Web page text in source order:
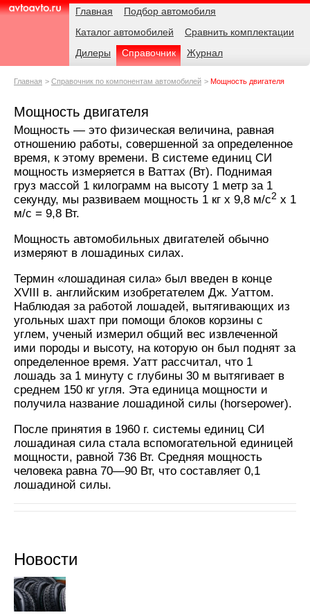
AvtoAvto.ru
Навигация Главная
Подбор автомобиля
Каталог автомобилей
Сравнить комплектации
Дилеры
Справочник Журнал
Родительские
Главная Справочник по компонентам автомобилей Мощность двигателя
Мощность двигателя
Мощность — это физическая величина, равная
отношению работы, совершенной за определенное
время, к этому времени. В системе единиц СИ
мощность измеряется в Ваттах (Вт). Поднимая
груз массой 1 килограмм на высоту 1 метр за 1
секунду, мы развиваем мощность 1 кг x 9,8 м/с2 x 1
м/с = 9,8 Вт.
Мощность автомобильных двигателей обычно
измеряют в лошадиных силах.
Термин «лошадиная сила» был введен в конце
XVIII в. английским изобретателем Дж. Уаттом.
Наблюдая за работой лошадей, вытягивающих из
угольных шахт при помощи блоков корзины с
углем, ученый измерил общий вес извлеченной
ими породы и высоту, на которую он был поднят за
определенное время. Уатт рассчитал, что 1
лошадь за 1 минуту с глубины 30 м вытягивает в
среднем 150 кг угля. Эта единица мощности и
получила название лошадиной силы (horsepower).
После принятия в 1960 г. системы единиц СИ
лошадиная сила стала вспомогательной единицей
мощности, равной 736 Вт. Средняя мощность
человека равна 70—90 Вт, что составляет 0,1
лошадиной силы.
Новости